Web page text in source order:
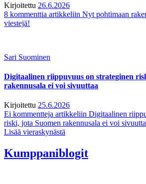
Kirjoitettu 26.6.2026
8 kommenttia artikkeliin Nyt pohtimaan
viestejä!
Sari Suominen
Digitaalinen riippuvuus on strateginen
rakennusala ei voi sivuuttaa
Kirjoitettu 25.6.2026
Ei kommentteja artikkeliin Digitaalinen
riski, jota Suomen rakennusala ei voi
Lisää vieraskynästä
Kumppaniblogit